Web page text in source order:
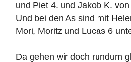
und Piet 4. und Jakob K.
Und bei den As sind mit
Mori, Moritz und Lucas 6
Da gehen wir doch rundum